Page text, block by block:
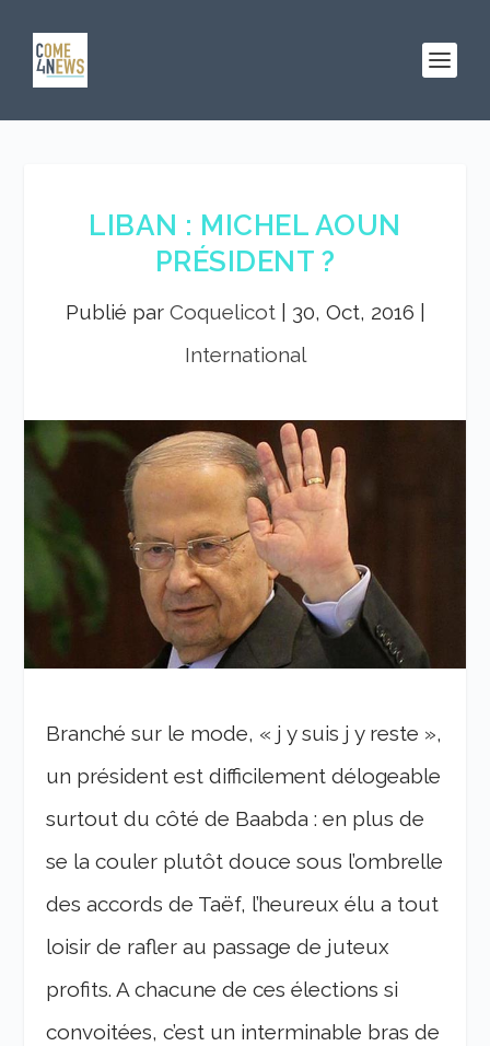
LIBAN : MICHEL AOUN
PRÉSIDENT ?
Publié par Coquelicot| 30, Oct, 2016
International
Branché sur le mode, « j y suis j y reste »,
un président est difficilement délogeable
surtout du côté de Baabda : en plus de
se la couler plutôt douce sous l’ombrelle
des accords de Taëf, l’heureux élu a tout
loisir de rafler au passage de juteux
profits. A chacune de ces élections si
convoitées, c’est un interminable bras de